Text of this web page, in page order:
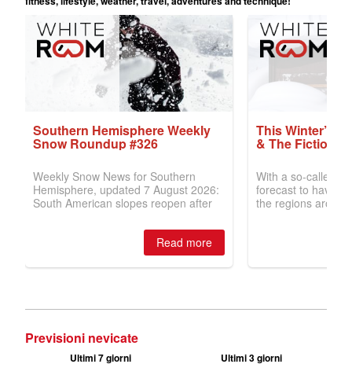
Previsioni nevicate
Ultimi 7 giorni Ultimi 3 giorni